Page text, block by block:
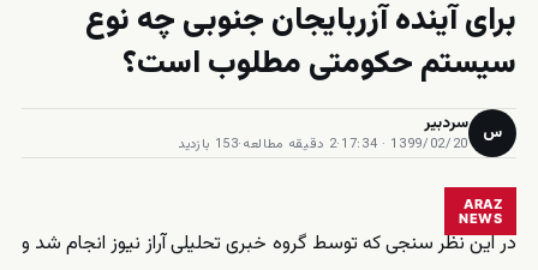
برای آینده آزربایجان جنوبی چه نوع
سیستم حکومتی مطلوب است؟
س سردبیر
1399/02/20 · 17:34
·2 دقیقه مطالعه ·153 بازدید
ARAZ
NEWS
در این نظر سنجی که توسط گروه خبری تحلیلی آراز نیوز انجام شد و